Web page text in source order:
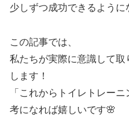
少しずつ成功できるように
この記事では、
私たちが実際に意識して
します！
「これからトイレトレー
考になれば嬉しいです🌸